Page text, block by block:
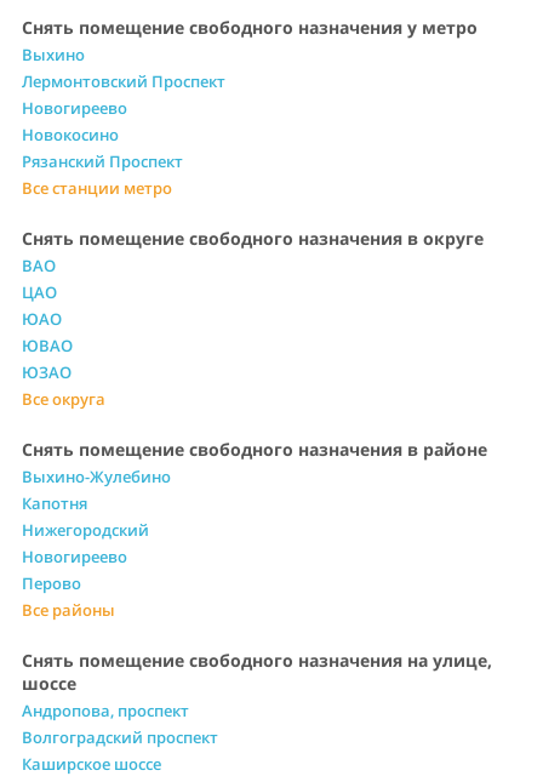
Снять помещение свободного назначения у метро
Выхино
Лермонтовский Проспект
Новогиреево
Новокосино
Рязанский Проспект
Все станции метро
Снять помещение свободного назначения в округе
ВАО
ЦАО
ЮАО
ЮВАО
ЮЗАО
Все округа
Снять помещение свободного назначения в районе
Выхино-Жулебино
Капотня
Нижегородский
Новогиреево
Перово
Все районы
Снять помещение свободного назначения на улице,
шоссе
Андропова, проспект
Волгоградский проспект
Каширское шоссе